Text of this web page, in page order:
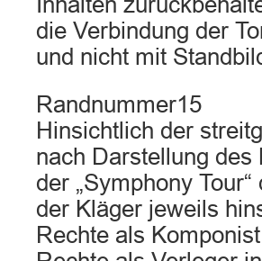
die Verbindung der
und nicht mit
Randnummer15
Hinsichtlich der
nach Darstellung des
der „Symphony
der Kläger jeweils
Rechte als